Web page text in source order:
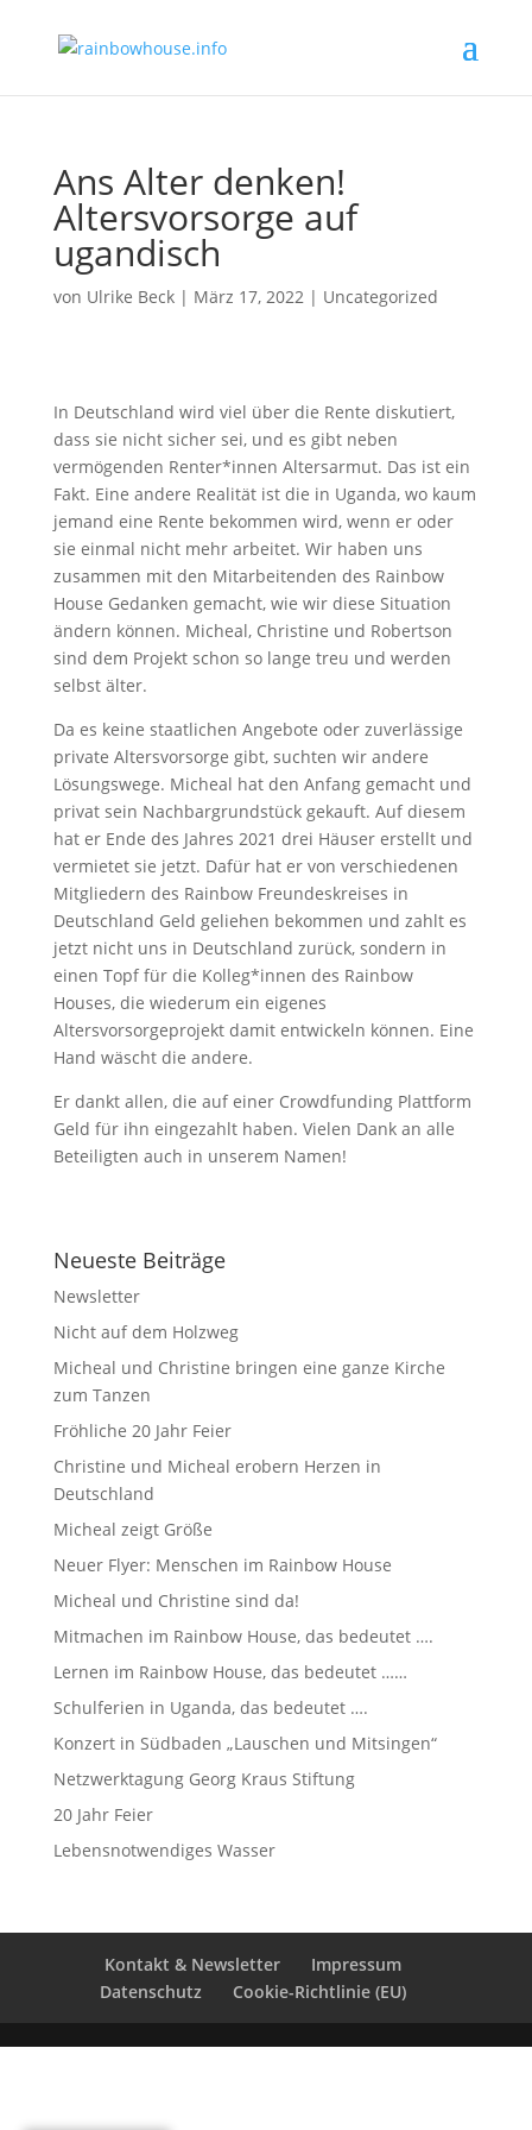
Ans Alter denken!
Altersvorsorge auf
ugandisch
von Ulrike Beck| März 17, 2022| Uncategorized
In Deutschland wird viel über die Rente diskutiert,
dass sie nicht sicher sei, und es gibt neben
vermögenden Renter*innen Altersarmut. Das ist ein
Fakt. Eine andere Realität ist die in Uganda, wo kaum
jemand eine Rente bekommen wird, wenn er oder
sie einmal nicht mehr arbeitet. Wir haben uns
zusammen mit den Mitarbeitenden des Rainbow
House Gedanken gemacht, wie wir diese Situation
ändern können. Micheal, Christine und Robertson
sind dem Projekt schon so lange treu und werden
selbst älter.
Da es keine staatlichen Angebote oder zuverlässige
private Altersvorsorge gibt, suchten wir andere
Lösungswege. Micheal hat den Anfang gemacht und
privat sein Nachbargrundstück gekauft. Auf diesem
hat er Ende des Jahres 2021 drei Häuser erstellt und
vermietet sie jetzt. Dafür hat er von verschiedenen
Mitgliedern des Rainbow Freundeskreises in
Deutschland Geld geliehen bekommen und zahlt es
jetzt nicht uns in Deutschland zurück, sondern in
einen Topf für die Kolleg*innen des Rainbow
Houses, die wiederum ein eigenes
Altersvorsorgeprojekt damit entwickeln können. Eine
Hand wäscht die andere.
Er dankt allen, die auf einer Crowdfunding Plattform
Geld für ihn eingezahlt haben. Vielen Dank an alle
Beteiligten auch in unserem Namen!
Neueste Beiträge
Newsletter
Nicht auf dem Holzweg
Micheal und Christine bringen eine ganze Kirche
zum Tanzen
Fröhliche 20 Jahr Feier
Christine und Micheal erobern Herzen in
Deutschland
Micheal zeigt Größe
Neuer Flyer: Menschen im Rainbow House
Micheal und Christine sind da!
Mitmachen im Rainbow House, das bedeutet ….
Lernen im Rainbow House, das bedeutet ……
Schulferien in Uganda, das bedeutet ….
Konzert in Südbaden „Lauschen und Mitsingen“
Netzwerktagung Georg Kraus Stiftung
20 Jahr Feier
Lebensnotwendiges Wasser
Kontakt & Newsletter
Impressum
Datenschutz
Cookie-Richtlinie (EU)